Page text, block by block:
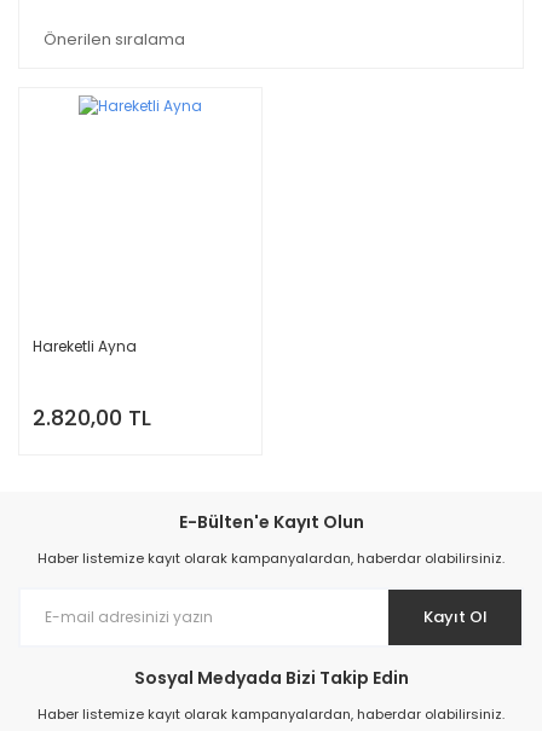
Hareketli Ayna
2.820,00 TL
E-Bülten'e Kayıt Olun
Haber listemize kayıt olarak kampanyalardan, haberdar olabilirsiniz.
Kayıt Ol
Sosyal Medyada Bizi Takip Edin
Haber listemize kayıt olarak kampanyalardan, haberdar olabilirsiniz.